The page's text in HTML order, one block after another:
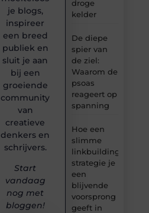
droge
kelder
De diepe
spier van
de ziel:
Waarom de
psoas
reageert op
spanning
Hoe een
slimme
linkbuilding
strategie je
een
blijvende
voorsprong
geeft in
je blogs,
inspireer
een breed
publiek en
sluit je aan
bij een
groeiende
community
van
creatieve
denkers en
schrijvers.
Start
vandaag
nog met
bloggen!